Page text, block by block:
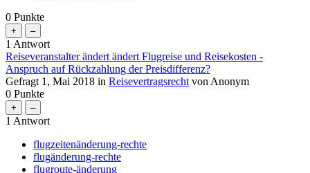
0 Punkte
1 Antwort
Reiseveranstalter ändert ändert Flugreise und Reisekosten -
Anspruch auf Rückzahlung der Preisdifferenz?
Gefragt 1, Mai 2018 in Reisevertragsrecht von Anonym
0 Punkte
1 Antwort
flugzeitenänderung-rechte
flugänderung-rechte
flugroute-änderung